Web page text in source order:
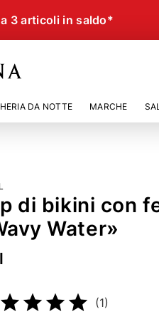
3 articoli in saldo*
DA NOTTE MARCHE
di bikini con
Water»
(1)